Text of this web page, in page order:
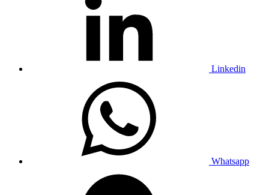
Linkedin
Whatsapp